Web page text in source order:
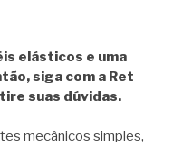
elásticos e uma
siga com a Ret
suas dúvidas.
mecânicos simples,